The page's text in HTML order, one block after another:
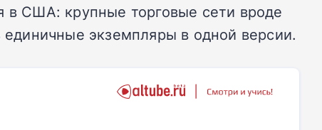
в США: крупные торговые сети вроде
единичные экземпляры в одной версии.